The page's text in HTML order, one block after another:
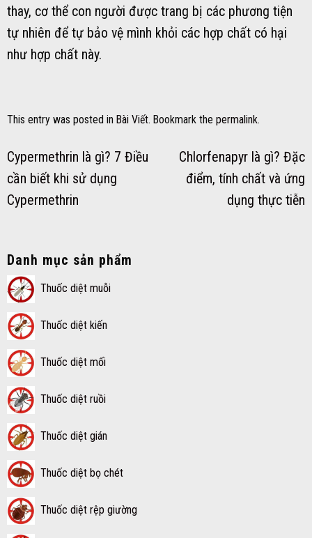
thay, cơ thể con người được trang bị các phương tiện
tự nhiên để tự bảo vệ mình khỏi các hợp chất có hại
như hợp chất này.
This entry was posted in Bài Viết. Bookmark the permalink.
Cypermethrin là gì? 7 Điều
cần biết khi sử dụng
Cypermethrin
Chlorfenapyr là gì? Đặc
điểm, tính chất và ứng
dụng thực tiễn
Danh mục sản phẩm
Thuốc diệt muỗi
Thuốc diệt kiến
Thuốc diệt mối
Thuốc diệt ruồi
Thuốc diệt gián
Thuốc diệt bọ chét
Thuốc diệt rệp giường